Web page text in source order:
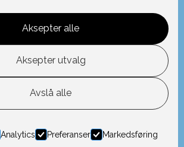
Aksepter alle
Aksepter utvalg
Avslå alle
Analytics Preferanser Markedsføring